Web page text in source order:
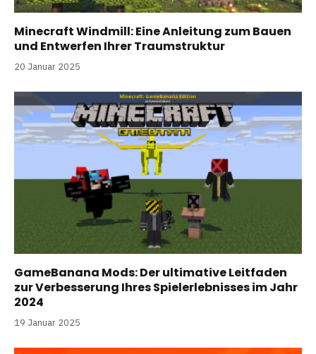
Minecraft Windmill: Eine Anleitung zum Bauen
und Entwerfen Ihrer Traumstruktur
20 Januar 2025
GameBanana Mods: Der ultimative Leitfaden
zur Verbesserung Ihres Spielerlebnisses im Jahr
2024
19 Januar 2025